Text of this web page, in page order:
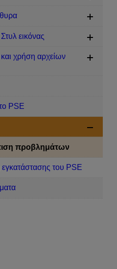
εικόνας
χρήση αρχείων
PSE
προβλημάτων
του PSE